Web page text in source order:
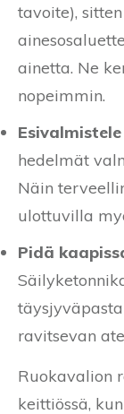
tavoite),
ainetta. Ne
nopeimmin.
hedelmät
Näin
ulottuvilla
Pidä
ravitsevan
Ruokavalion
keittiössä,